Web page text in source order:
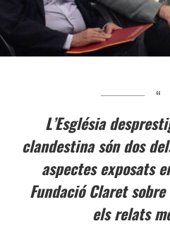
L’Església
clandestina són dos
aspectes exposats
Fundació Claret
els relats